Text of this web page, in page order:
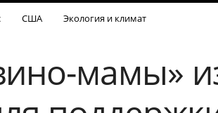
США Экология и климат
мамы»